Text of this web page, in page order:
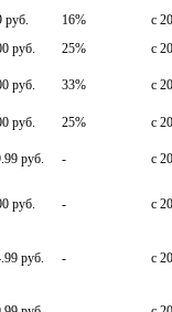
руб. 16% c
руб. 25% c
руб. 33% c
руб. 25% c
руб. - c
руб. - c
руб. - c